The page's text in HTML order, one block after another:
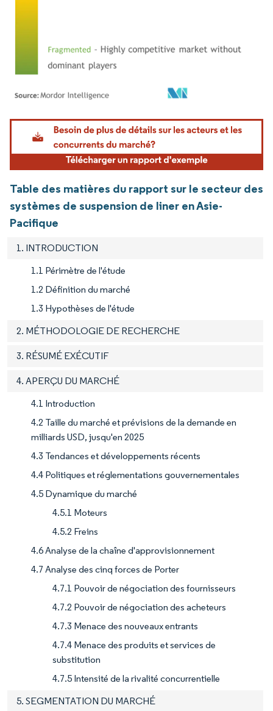
Image © Mordor Intelligence. La réutilisation nécessite une attribution sous CC BY
Table des matières du rapport sur le secteur des
systèmes de suspension de liner en Asie-
Pacifique
1. INTRODUCTION
1.1 Périmètre de l'étude
1.2 Définition du marché
1.3 Hypothèses de l'étude
2. MÉTHODOLOGIE DE RECHERCHE
3. RÉSUMÉ EXÉCUTIF
4. APERÇU DU MARCHÉ
4.1 Introduction
4.2 Taille du marché et prévisions de la demande en
milliards USD, jusqu'en 2025
4.3 Tendances et développements récents
4.4 Politiques et réglementations gouvernementales
4.5 Dynamique du marché
4.5.1 Moteurs
4.5.2 Freins
4.6 Analyse de la chaîne d'approvisionnement
4.7 Analyse des cinq forces de Porter
4.7.1 Pouvoir de négociation des fournisseurs
4.7.2 Pouvoir de négociation des acheteurs
4.7.3 Menace des nouveaux entrants
4.7.4 Menace des produits et services de
substitution
4.7.5 Intensité de la rivalité concurrentielle
5. SEGMENTATION DU MARCHÉ